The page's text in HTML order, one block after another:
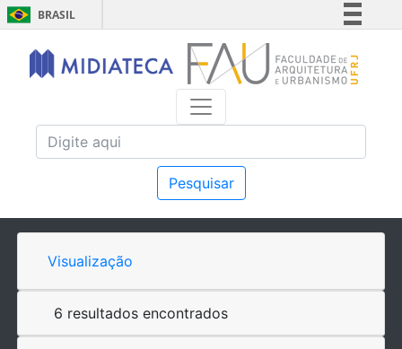
BRASIL
Simplifique!
Comunica BR
Acesso à informação
Pesquisar
Visualização
6 resultados encontrados